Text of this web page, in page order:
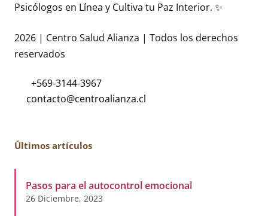
Psicólogos en Línea y Cultiva tu Paz Interior. ✨
2026 | Centro Salud Alianza | Todos los derechos
reservados
+569-3144-3967
Últimos artículos
Pasos para el autocontrol emocional
26 Diciembre, 2023